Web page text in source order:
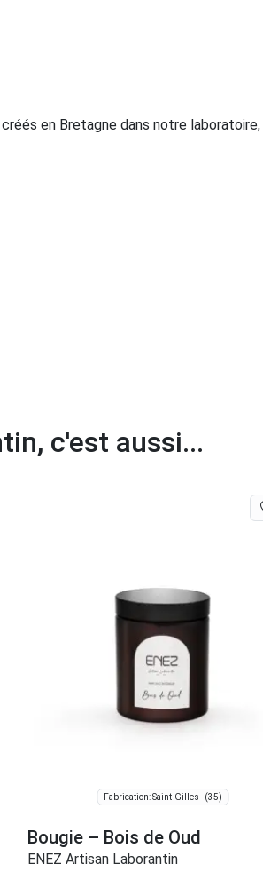
en Bretagne dans notre laboratoire,
c'est aussi...
Fabrication: Saint-Gilles (35)
Bougie – Bois de Oud
ENEZ Artisan Laborantin